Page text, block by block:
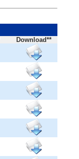
Download**